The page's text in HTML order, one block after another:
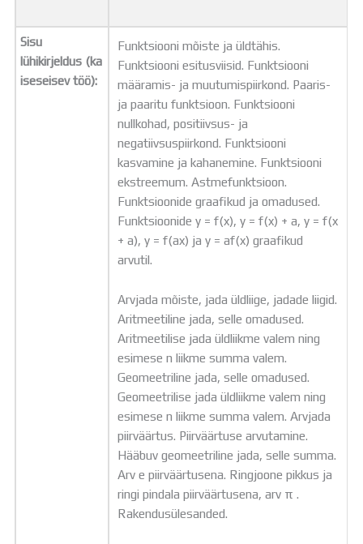
Sisu
lühikirjeldus (ka
iseseisev töö):
Funktsiooni mõiste ja üldtähis.
Funktsiooni esitusviisid. Funktsiooni
määramis- ja muutumispiirkond. Paaris-
ja paaritu funktsioon. Funktsiooni
nullkohad, positiivsus- ja
negatiivsuspiirkond. Funktsiooni
kasvamine ja kahanemine. Funktsiooni
ekstreemum. Astmefunktsioon.
Funktsioonide graafikud ja omadused.
Funktsioonide y = f(x), y = f(x) + a, y = f(x
+ a), y = f(ax) ja y = af(x) graafikud
arvutil.
Arvjada mõiste, jada üldliige, jadade liigid.
Aritmeetiline jada, selle omadused.
Aritmeetilise jada üldliikme valem ning
esimese n liikme summa valem.
Geomeetriline jada, selle omadused.
Geomeetrilise jada üldliikme valem ning
esimese n liikme summa valem. Arvjada
piirväärtus. Piirväärtuse arvutamine.
Hääbuv geomeetriline jada, selle summa.
Arv e piirväärtusena. Ringjoone pikkus ja
ringi pindala piirväärtusena, arv π .
Rakendusülesanded.